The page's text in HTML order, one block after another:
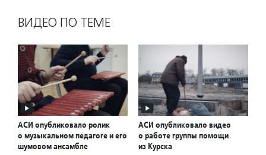
ВИДЕО ПО ТЕМЕ
АСИ опубликовало ролик
о музыкальном педагоге и его
шумовом ансамбле
АСИ опубликовало видео
о работе группы помощи
из Курска